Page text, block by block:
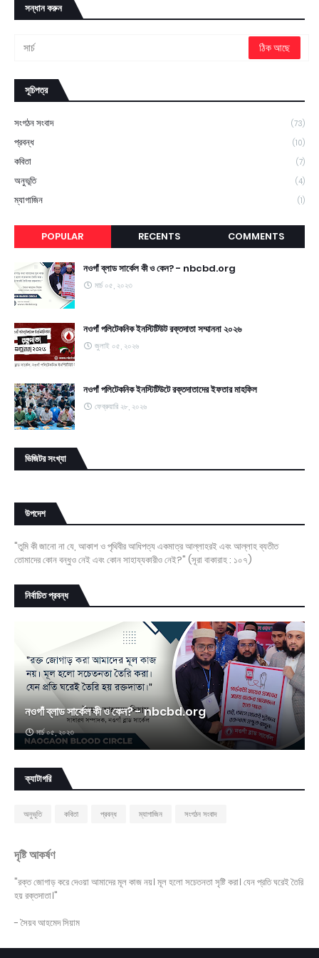
সন্ধান করুন
সূচিপত্র
সংগঠন সংবাদ (73)
প্রবন্ধ (10)
কবিতা (7)
অনুভূতি (4)
ম্যাগাজিন (1)
POPULAR RECENTS COMMENTS
নওগাঁ ব্লাড সার্কেল কী ও কেন? - nbcbd.org
মার্চ ০৫, ২০২৩
নওগাঁ পলিটেকনিক ইনস্টিটিউট রক্তদাতা সম্মাননা ২০২৬
জুলাই ০৫, ২০২৬
নওগাঁ পলিটেকনিক ইনস্টিটিউটে রক্তদাতাদের ইফতার মাহফিল
ফেব্রুয়ারি ২৮, ২০২৬
ভিজিটর সংখ্যা
উপদেশ
"তুমি কী জানো না যে, আকাশ ও পৃথিবীর আধিপত্য একমাত্র আল্লাহরই এবং আল্লাহ ব্যতীত
তোমাদের কোন বন্ধুও নেই এবং কোন সাহায্যকারীও নেই?" (সূরা বাকারাহ : ১০৭)
নির্বাচিত প্রবন্ধ
নওগাঁ ব্লাড সার্কেল কী ও কেন? - nbcbd.org
মার্চ ০৫, ২০২৩
ক্যাটাগরি
অনুভূতি কবিতা প্রবন্ধ ম্যাগাজিন সংগঠন সংবাদ
দৃষ্টি আকর্ষণ
"রক্ত জোগাড় করে দেওয়া আমাদের মূল কাজ নয়। মূল হলো সচেতনতা সৃষ্টি করা। যেন প্রতি ঘরেই তৈরি
হয় রক্তদাতা।"
- সৈয়ব আহমেদ সিয়াম